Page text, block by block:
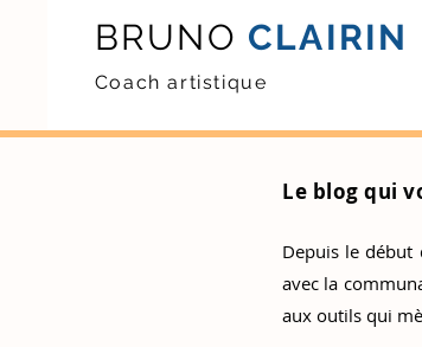
BRUNO CLAIRIN
Coach artistique
Le blog qui
Depuis le début
avec la
aux outils qui